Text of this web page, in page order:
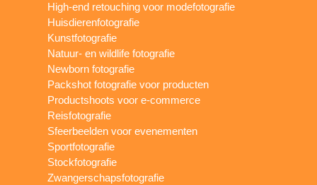
High-end retouching voor modefotografie
Huisdierenfotografie
Kunstfotografie
Natuur- en wildlife fotografie
Newborn fotografie
Packshot fotografie voor producten
Productshoots voor e-commerce
Reisfotografie
Sfeerbeelden voor evenementen
Sportfotografie
Stockfotografie
Zwangerschapsfotografie